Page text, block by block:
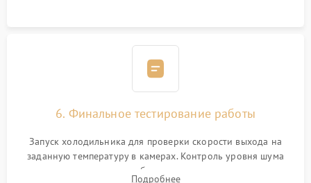
6. Финальное тестирование работы
Запуск холодильника для проверки скорости выхода на
заданную температуру в камерах. Контроль уровня шума
компрессора, отсутствия обмерзания стенок и корректного
Подробнее